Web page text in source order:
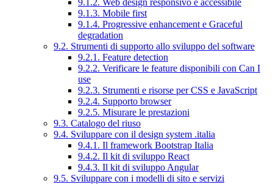
9.1.2. Web design responsivo e accessibile
9.1.3. Mobile first
9.1.4. Progressive enhancement e Graceful
degradation
9.2. Strumenti di supporto allo sviluppo del software
9.2.1. Feature detection
9.2.2. Verificare le feature disponibili con Can I
use
9.2.3. Strumenti e risorse per CSS e JavaScript
9.2.4. Supporto browser
9.2.5. Misurare le prestazioni
9.3. Catalogo del riuso
9.4. Sviluppare con il design system .italia
9.4.1. Il framework Bootstrap Italia
9.4.2. Il kit di sviluppo React
9.4.3. Il kit di sviluppo Angular
9.5. Sviluppare con i modelli di sito e servizi